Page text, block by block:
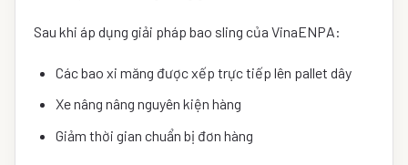
Sau khi áp dụng giải pháp bao sling của VinaENPA:
Các bao xi măng được xếp trực tiếp lên pallet dây
Xe nâng nâng nguyên kiện hàng
Giảm thời gian chuẩn bị đơn hàng